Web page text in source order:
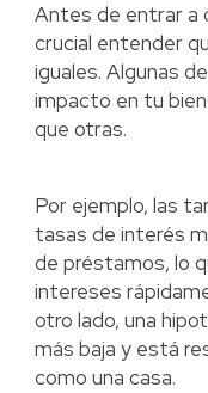
Antes de entrar a
crucial entender
iguales. Algunas
impacto en tu
que otras.
Por ejemplo, las
tasas de interés
de préstamos, lo
intereses
otro lado, una
más baja y está
como una casa.